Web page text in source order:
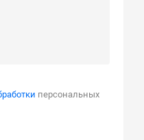
персональных